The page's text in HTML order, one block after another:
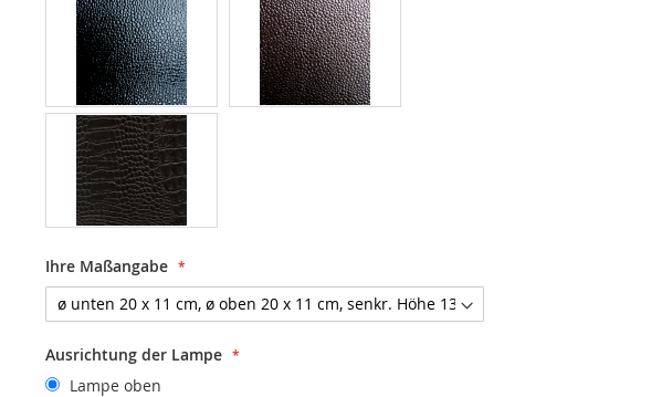
Ihre Maßangabe
Ausrichtung der Lampe
Lampe oben